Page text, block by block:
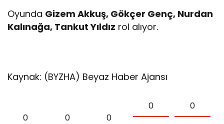
Oyunda Gizem Akkuş, Gökçer Genç, Nurdan
Kalınağa, Tankut Yıldız rol alıyor.
Kaynak: (BYZHA) Beyaz Haber Ajansı
0 0 0
0 0